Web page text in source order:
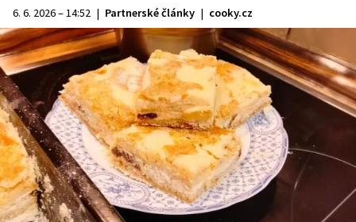
6. 6. 2026 – 14:52 | Partnerské články | cooky.cz